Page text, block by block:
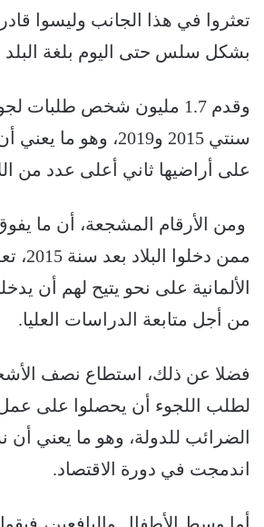
تعثروا في هذا الجانب وليسوا
بشكل سلس حتى اليوم بلغة البلد
وقدم 1.7 مليون شخص طلبات
سنتي 2015 و2019، وهو
على أراضيها ثاني أعلى عدد من
ممن دخلوا
الألمانية على نحو يتيح لهم أن
من أجل متابعة الدراسات العليا.
فضلا عن ذلك، استطاع نصف
لطلب اللجوء أن يحصلوا على عمل
الضرائب للدولة، وهو ما يعني أن
اندمجت في دورة الاقتصاد.